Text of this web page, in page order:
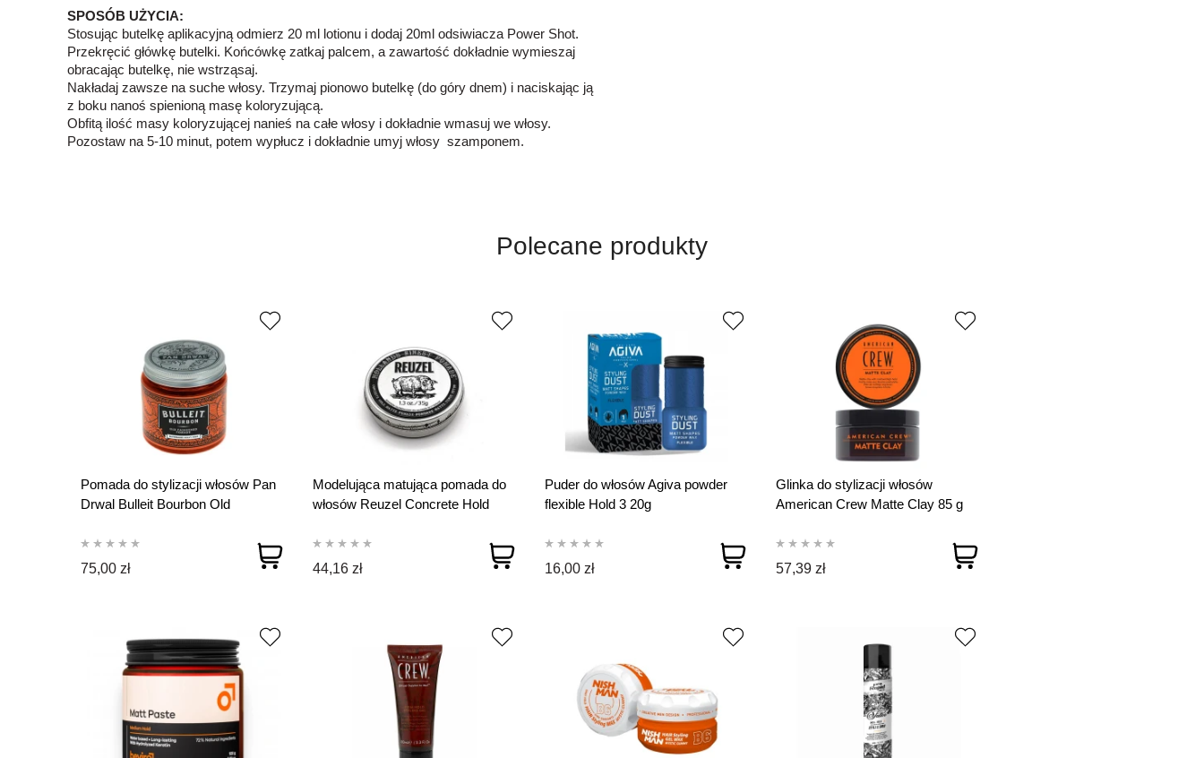
SPOSÓB UŻYCIA:
Stosując butelkę aplikacyjną odmierz 20 ml lotionu i dodaj 20ml odsiwiacza Power Shot.
Przekręcić główkę butelki. Końcówkę zatkaj palcem, a zawartość dokładnie wymieszaj
obracając butelkę, nie wstrząsaj.
Nakładaj zawsze na suche włosy. Trzymaj pionowo butelkę (do góry dnem) i naciskając ją
z boku nanoś spienioną masę koloryzującą.
Obfitą ilość masy koloryzującej nanieś na całe włosy i dokładnie wmasuj we włosy.
Pozostaw na 5-10 minut, potem wypłucz i dokładnie umyj włosy szamponem.
Polecane produkty
Pomada do stylizacji włosów Pan
Drwal Bulleit Bourbon Old
75,00 zł
Modelująca matująca pomada do
włosów Reuzel Concrete Hold
44,16 zł
Puder do włosów Agiva powder
flexible Hold 3 20g
16,00 zł
Glinka do stylizacji włosów
American Crew Matte Clay 85 g
57,39 zł